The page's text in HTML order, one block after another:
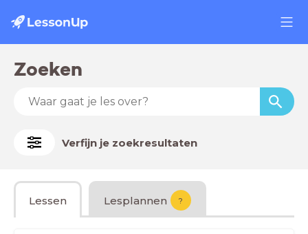
Zoeken
Verfijn je zoekresultaten
Lessen Lesplannen ?